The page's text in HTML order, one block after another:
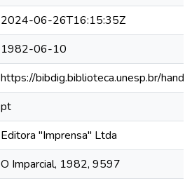
2024-06-26T16:15:35Z
1982-06-10
https://bibdig.biblioteca.unesp.br/
pt
Editora "Imprensa" Ltda
O Imparcial, 1982, 9597